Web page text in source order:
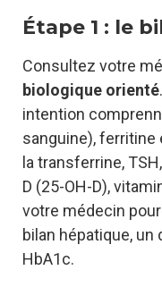
Étape 1 : le
Consultez votre
biologique orienté
intention
sanguine),
la transferrine,
D (25-OH-D),
votre médecin
bilan hépatique,
HbA1c.